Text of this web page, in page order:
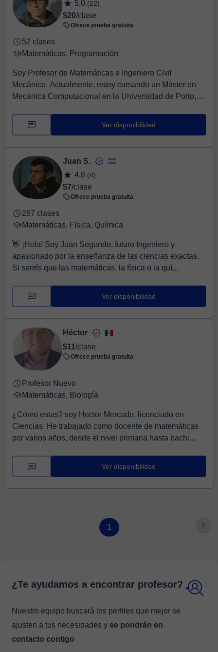
5,0 (22)
$20/clase
Ofrece prueba gratuita
52 clases
Matemáticas, Programación
Soy Profesor de Matemáticas e Ingeniero Civil
Mecánico. Actualmente, estoy cursando un Máster en
Mecánica Computacional en la Universidad de Porto,
Ver disponibilidad
Juan S.
4,8 (4)
$7/clase
Ofrece prueba gratuita
267 clases
Matemáticas, Física, Química
👋 ¡Hola! Soy Juan Segundo, futuro Ingeniero y
apasionado por la enseñanza de las ciencias exactas.
Si sentís que las matemáticas, la física o la quí...
Ver disponibilidad
Héctor
$11/clase
Ofrece prueba gratuita
Profesor Nuevo
Matemáticas, Biología
¿Cómo estas? soy Hector Mercado, licenciado en
Ciencias. He trabajado como docente de matemáticas
por varios años, desde el nivel primaria hasta bachi...
Ver disponibilidad
1
¿Te ayudamos a encontrar profesor?
Nuestro equipo buscará los perfiles que mejor se
ajusten a tus necesidades y se pondrán en
contacto contigo